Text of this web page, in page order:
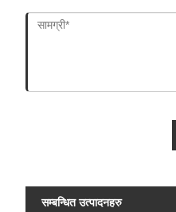
सम्बन्धित उत्पादनहरु